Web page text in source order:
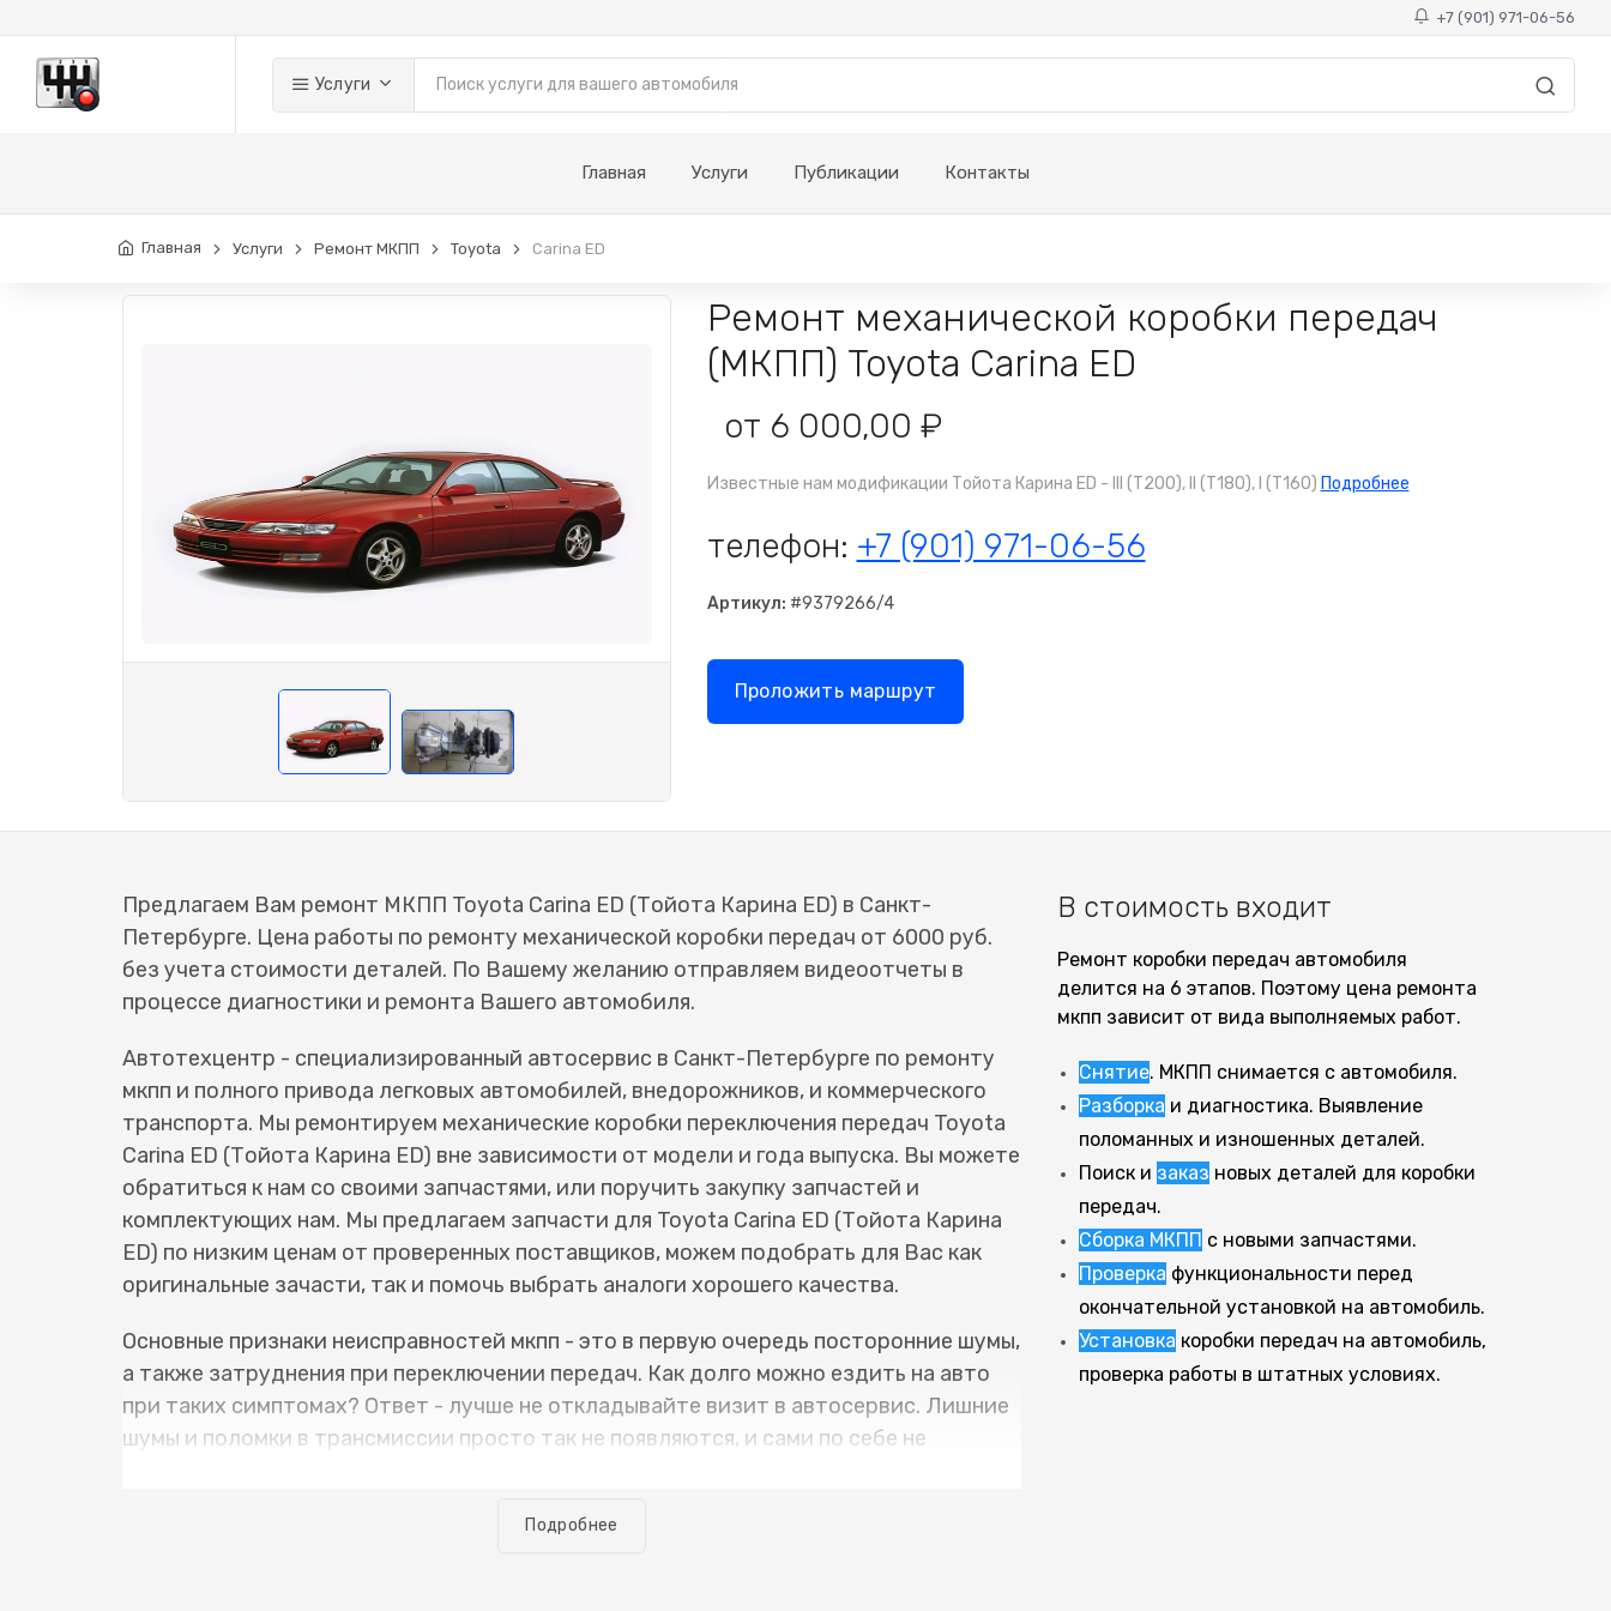
+7 (901) 971-06-56
Услуги
Главная Услуги Публикации Контакты
Главная Услуги Ремонт МКПП Toyota Carina ED
Ремонт механической коробки передач
(МКПП) Toyota Carina ED
от 6 000,00 ₽
Известные нам модификации Тойота Карина ED - III (T200), II (T180), I (T160) Подробнее
телефон: +7 (901) 971-06-56
Артикул: #9379266/4
Проложить маршрут
Предлагаем Вам ремонт МКПП Toyota Carina ED (Тойота Карина ED) в Санкт-
Петербурге. Цена работы по ремонту механической коробки передач от 6000 руб.
без учета стоимости деталей. По Вашему желанию отправляем видеоотчеты в
процессе диагностики и ремонта Вашего автомобиля.
Автотехцентр - специализированный автосервис в Санкт-Петербурге по ремонту
мкпп и полного привода легковых автомобилей, внедорожников, и коммерческого
транспорта. Мы ремонтируем механические коробки переключения передач Toyota
Carina ED (Тойота Карина ED) вне зависимости от модели и года выпуска. Вы можете
обратиться к нам со своими запчастями, или поручить закупку запчастей и
комплектующих нам. Мы предлагаем запчасти для Toyota Carina ED (Тойота Карина
ED) по низким ценам от проверенных поставщиков, можем подобрать для Вас как
оригинальные зачасти, так и помочь выбрать аналоги хорошего качества.
Основные признаки неисправностей мкпп - это в первую очередь посторонние шумы,
а также затруднения при переключении передач. Как долго можно ездить на авто
при таких симптомах? Ответ - лучше не откладывайте визит в автосервис. Лишние
шумы и поломки в трансмиссии просто так не появляются, и сами по себе не
повреждают другие детали коробки передач, а также и корпус коробки. В итоге,
Подробнее
В стоимость входит
Ремонт коробки передач автомобиля
делится на 6 этапов. Поэтому цена ремонта
мкпп зависит от вида выполняемых работ.
Снятие. МКПП снимается с автомобиля.
Разборка и диагностика. Выявление
поломанных и изношенных деталей.
Поиск и заказ новых деталей для коробки
передач.
Сборка МКПП с новыми запчастями.
Проверка функциональности перед
окончательной установкой на автомобиль.
Установка коробки передач на автомобиль,
проверка работы в штатных условиях.